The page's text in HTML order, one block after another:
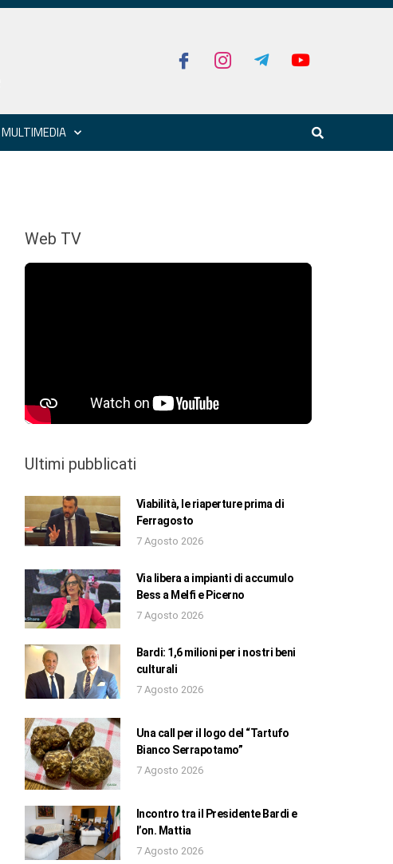
MULTIMEDIA
Web TV
Ultimi pubblicati
Viabilità, le riaperture prima di
Ferragosto
7 Agosto 2026
Via libera a impianti di accumulo
Bess a Melfi e Picerno
7 Agosto 2026
Bardi: 1,6 milioni per i nostri beni
culturali
7 Agosto 2026
Una call per il logo del “Tartufo
Bianco Serrapotamo”
7 Agosto 2026
Incontro tra il Presidente Bardi e
l’on. Mattia
7 Agosto 2026